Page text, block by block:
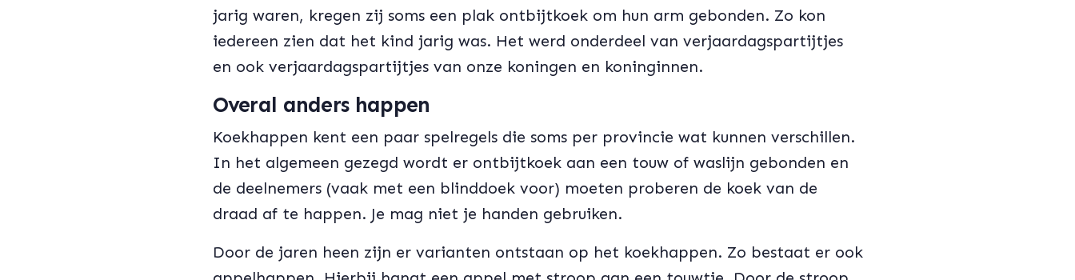
jarig waren, kregen zij soms een plak ontbijtkoek om hun arm gebonden. Zo kon
iedereen zien dat het kind jarig was. Het werd onderdeel van verjaardagspartijtjes
en ook verjaardagspartijtjes van onze koningen en koninginnen.
Overal anders happen
Koekhappen kent een paar spelregels die soms per provincie wat kunnen verschillen.
In het algemeen gezegd wordt er ontbijtkoek aan een touw of waslijn gebonden en
de deelnemers (vaak met een blinddoek voor) moeten proberen de koek van de
draad af te happen. Je mag niet je handen gebruiken.
Door de jaren heen zijn er varianten ontstaan op het koekhappen. Zo bestaat er ook